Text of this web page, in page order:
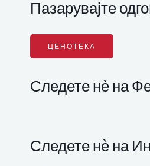
Пазарувајте
ЦЕНОТЕКА
Следете нѐ на
Следете нѐ на